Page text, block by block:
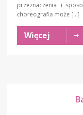
przeznaczenia i
choreografia może […]
Więcej